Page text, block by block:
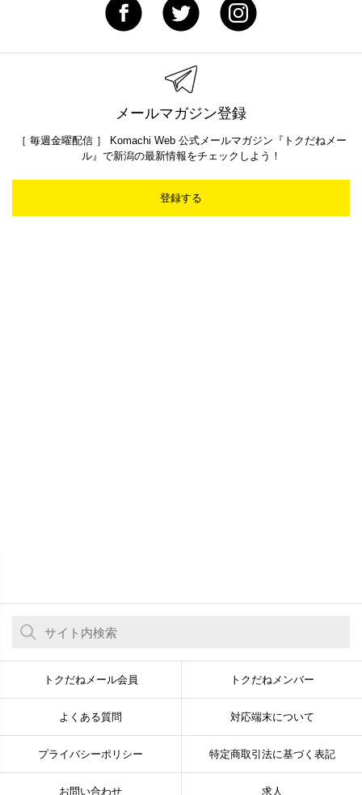
メールマガジン登録
［ 毎週金曜配信 ］ Komachi Web 公式メールマガジン『トクだねメー
ル』で新潟の最新情報をチェックしよう！
登録する
トクだねメール会員 トクだねメンバー
よくある質問 対応端末について
プライバシーポリシー 特定商取引法に基づく表記
お問い合わせ 求人